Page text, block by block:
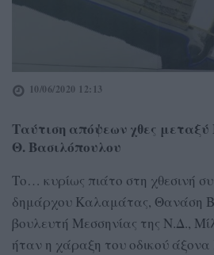
10/06/2020 12:13
Ταύτιση απόψεων χθες
Θ. Βασιλόπουλου
Το… κυρίως πιάτο στη χθεσινή
δημάρχου Καλαμάτας, Θανάση
βουλευτή Μεσσηνίας της Ν.Δ.,
ήταν η χάραξη του οδικού